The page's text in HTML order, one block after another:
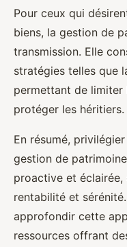
Pour ceux qui
biens, la gestion de
transmission. Elle
stratégies telles que
permettant de limiter
protéger les héritiers.
En résumé,
gestion de
proactive et éclairée,
rentabilité et
approfondir cette
ressources offrant